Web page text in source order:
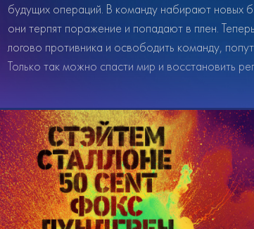
будущих операций. В команду набирают
они терпят поражение и попадают в плен.
логово противника и освободить команду,
Только так можно спасти мир и восстановить